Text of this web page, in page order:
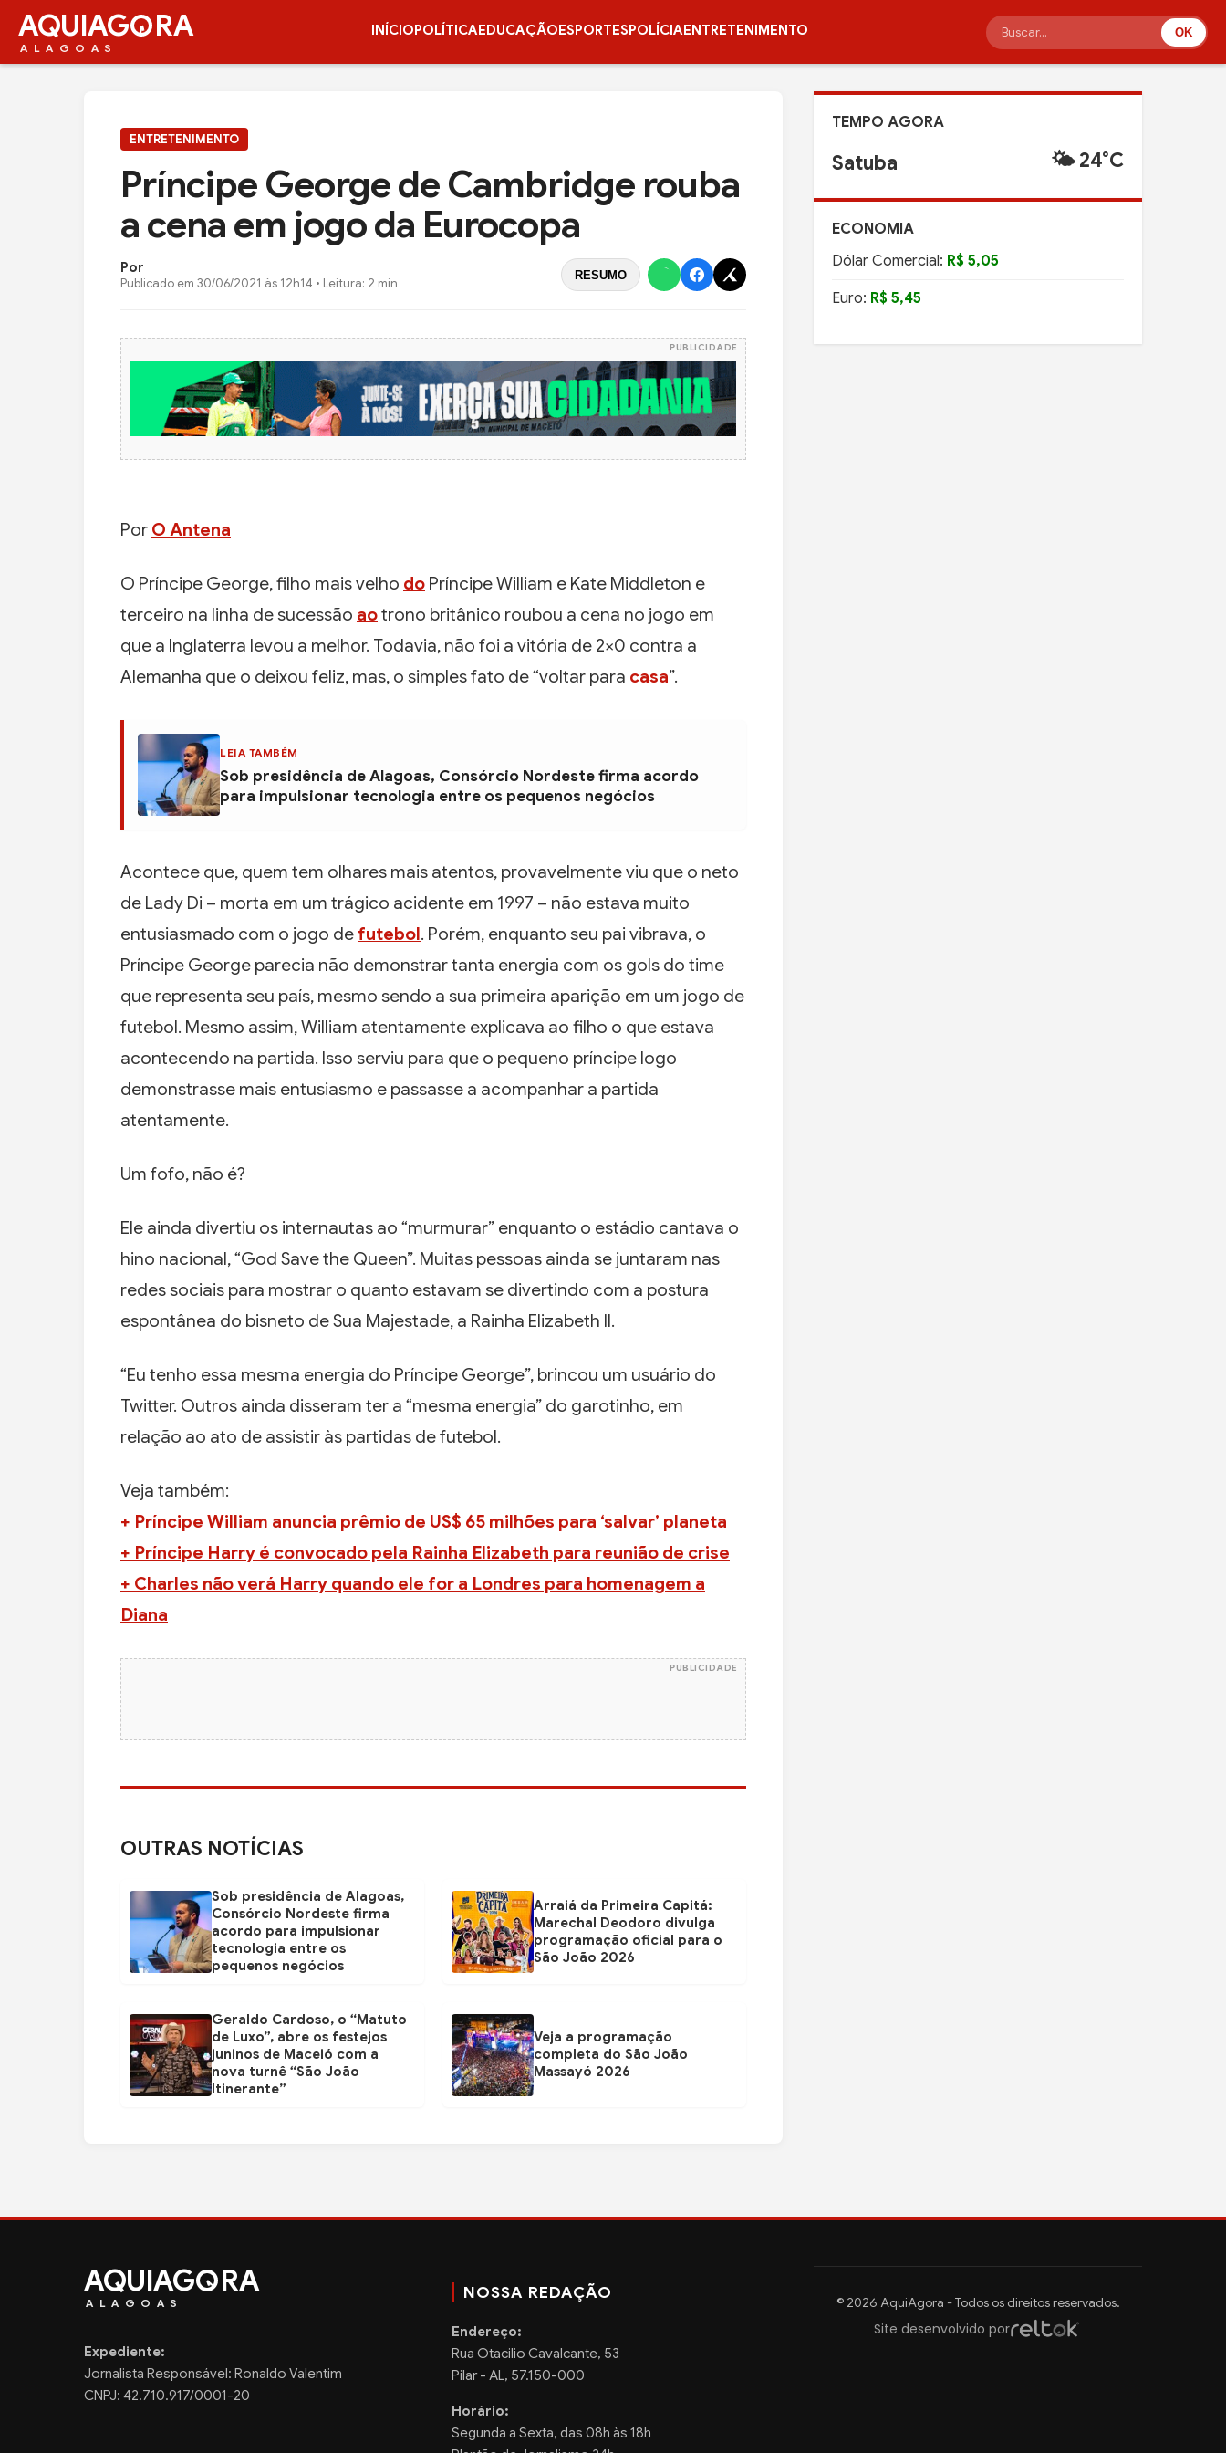
AQUIAG RA
ALAGOAS
INÍCIOPOLÍTICAEDUCAÇÃOESPORTESPOLÍCIAENTRETENIMENTO OK
ENTRETENIMENTO
Príncipe George de Cambridge rouba
a cena em jogo da Eurocopa
Por
Publicado em 30/06/2021 às 12h14 • Leitura: 2 min
RESUMO
PUBLICIDADE
Por O Antena
O Príncipe George, filho mais velho do Príncipe William e Kate Middleton e
terceiro na linha de sucessão aotrono britânico roubou a cena no jogo em
que a Inglaterra levou a melhor. Todavia, não foi a vitória de 2×0 contra a
Alemanha que o deixou feliz, mas, o simples fato de “voltar para casa”.
LEIA TAMBÉM
Sob presidência de Alagoas, Consórcio Nordeste firma acordo
para impulsionar tecnologia entre os pequenos negócios
Acontece que, quem tem olhares mais atentos, provavelmente viu que o neto
de Lady Di – morta em um trágico acidente em 1997 – não estava muito
entusiasmado com o jogo de futebol. Porém, enquanto seu pai vibrava, o
Príncipe George parecia não demonstrar tanta energia com os gols do time
que representa seu país, mesmo sendo a sua primeira aparição em um jogo de
futebol. Mesmo assim, William atentamente explicava ao filho o que estava
acontecendo na partida. Isso serviu para que o pequeno príncipe logo
demonstrasse mais entusiasmo e passasse a acompanhar a partida
atentamente.
Um fofo, não é?
Ele ainda divertiu os internautas ao “murmurar” enquanto o estádio cantava o
hino nacional, “God Save the Queen”. Muitas pessoas ainda se juntaram nas
redes sociais para mostrar o quanto estavam se divertindo com a postura
espontânea do bisneto de Sua Majestade, a Rainha Elizabeth II.
“Eu tenho essa mesma energia do Príncipe George”, brincou um usuário do
Twitter. Outros ainda disseram ter a “mesma energia” do garotinho, em
relação ao ato de assistir às partidas de futebol.
Veja também:
+ Príncipe William anuncia prêmio de US$ 65 milhões para ‘salvar’ planeta
+ Príncipe Harry é convocado pela Rainha Elizabeth para reunião de crise
+ Charles não verá Harry quando ele for a Londres para homenagem a
Diana
PUBLICIDADE
OUTRAS NOTÍCIAS
Sob presidência de Alagoas,
Consórcio Nordeste firma
acordo para impulsionar
tecnologia entre os
pequenos negócios
Arraiá da Primeira Capitá:
Marechal Deodoro divulga
programação oficial para o
São João 2026
Geraldo Cardoso, o “Matuto
de Luxo”, abre os festejos
juninos de Maceió com a
nova turnê “São João
Itinerante”
Veja a programação
completa do São João
Massayó 2026
TEMPO AGORA
Satuba 🌤️ 24°C
ECONOMIA
Dólar Comercial: R$ 5,05
Euro: R$ 5,45
AQUIAG RA
ALAGOAS
Expediente:
Jornalista Responsável: Ronaldo Valentim
CNPJ: 42.710.917/0001-20
NOSSA REDAÇÃO
Endereço:
Rua Otacilio Cavalcante, 53
Pilar - AL, 57.150-000
Horário:
Segunda a Sexta, das 08h às 18h
© 2026 AquiAgora - Todos os direitos reservados.
Site desenvolvido por